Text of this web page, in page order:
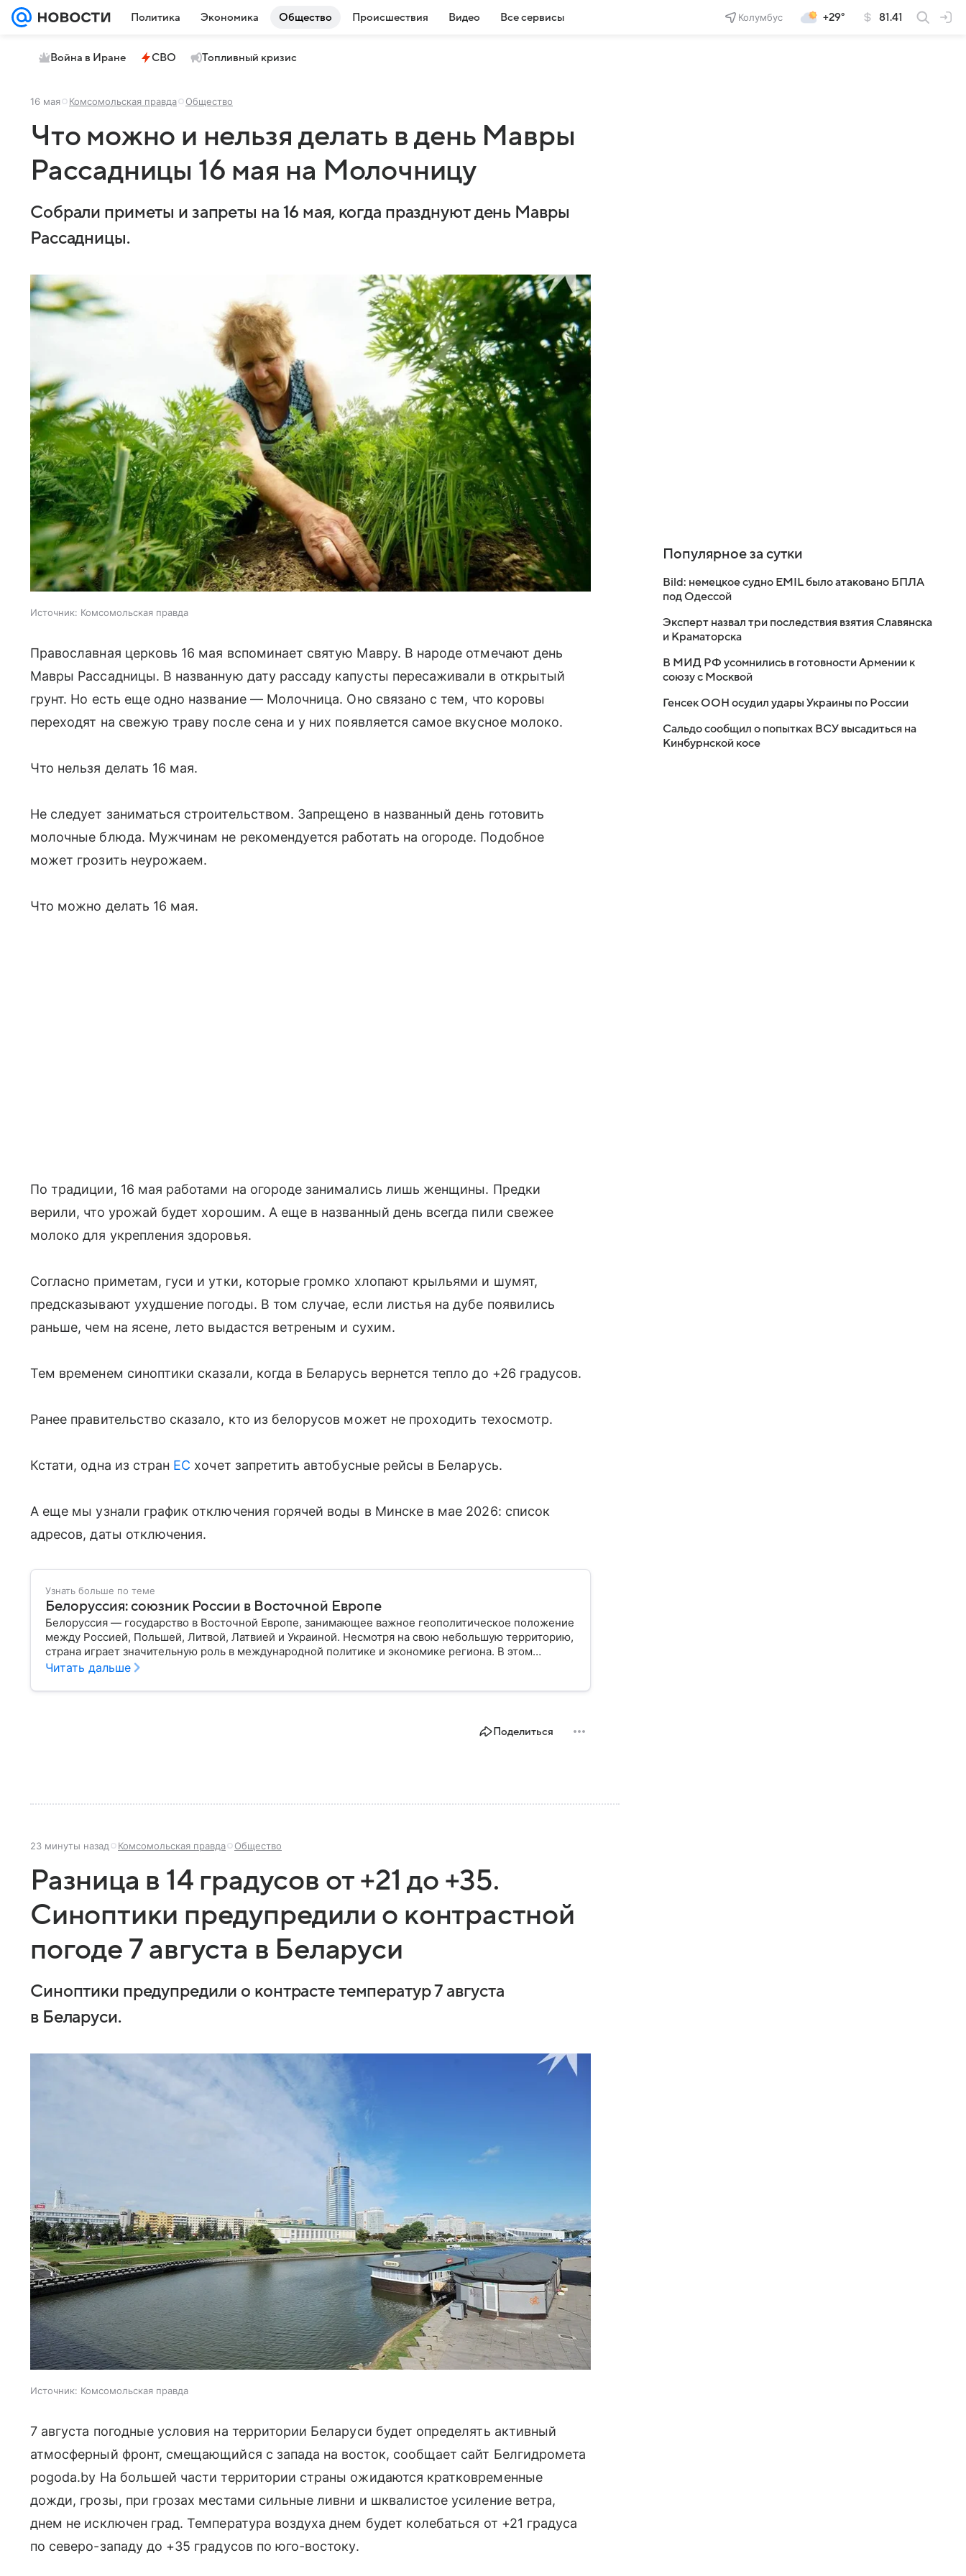
Политика Экономика Общество Происшествия Видео Все сервисы Колумбус +29° 81.41
Война в Иране СВО Топливный кризис
16 мая Комсомольская правда Общество
Что можно и нельзя делать в день Мавры
Рассадницы 16 мая на Молочницу
Собрали приметы и запреты на 16 мая, когда празднуют день Мавры
Рассадницы.
Источник: Комсомольская правда
Православная церковь 16 мая вспоминает святую Мавру. В народе отмечают день
Мавры Рассадницы. В названную дату рассаду капусты пересаживали в открытый
грунт. Но есть еще одно название — Молочница. Оно связано с тем, что коровы
переходят на свежую траву после сена и у них появляется самое вкусное молоко.
Что нельзя делать 16 мая.
Не следует заниматься строительством. Запрещено в названный день готовить
молочные блюда. Мужчинам не рекомендуется работать на огороде. Подобное
может грозить неурожаем.
Что можно делать 16 мая.
По традиции, 16 мая работами на огороде занимались лишь женщины. Предки
верили, что урожай будет хорошим. А еще в названный день всегда пили свежее
молоко для укрепления здоровья.
Согласно приметам, гуси и утки, которые громко хлопают крыльями и шумят,
предсказывают ухудшение погоды. В том случае, если листья на дубе появились
раньше, чем на ясене, лето выдастся ветреным и сухим.
Тем временем синоптики сказали, когда в Беларусь вернется тепло до +26 градусов.
Ранее правительство сказало, кто из белорусов может не проходить техосмотр.
Кстати, одна из стран ЕС хочет запретить автобусные рейсы в Беларусь.
А еще мы узнали график отключения горячей воды в Минске в мае 2026: список
адресов, даты отключения.
Узнать больше по теме
Белоруссия: союзник России в Восточной Европе
Белоруссия — государство в Восточной Европе, занимающее важное геополитическое положение
между Россией, Польшей, Литвой, Латвией и Украиной. Несмотря на свою небольшую территорию,
страна играет значительную роль в международной политике и экономике региона. В этом
материале разбираем главное о союзной РФ республике.
Читать дальше
Поделиться
23 минуты назад Комсомольская правда Общество
Разница в 14 градусов от +21 до +35.
Синоптики предупредили о контрастной
погоде 7 августа в Беларуси
Синоптики предупредили о контрасте температур 7 августа
в Беларуси.
Источник: Комсомольская правда
7 августа погодные условия на территории Беларуси будет определять активный
атмосферный фронт, смещающийся с запада на восток, сообщает сайт Белгидромета
pogoda.by На большей части территории страны ожидаются кратковременные
дожди, грозы, при грозах местами сильные ливни и шквалистое усиление ветра,
днем не исключен град. Температура воздуха днем будет колебаться от +21 градуса
по северо-западу до +35 градусов по юго-востоку.
Популярное за сутки
Bild: немецкое судно EMIL было атаковано БПЛА
под Одессой
Эксперт назвал три последствия взятия Славянска
и Краматорска
В МИД РФ усомнились в готовности Армении к
союзу с Москвой
Генсек ООН осудил удары Украины по России
Сальдо сообщил о попытках ВСУ высадиться на
Кинбурнской косе